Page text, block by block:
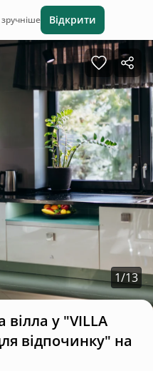
Відкрити
1/13
у "VILLA
відпочинку" на